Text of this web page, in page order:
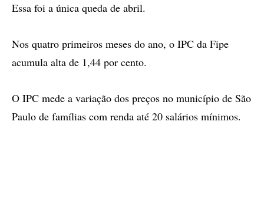
Essa foi a única queda de abril.
Nos quatro primeiros meses do ano, o IPC da Fipe
acumula alta de 1,44 por cento.
O IPC mede a variação dos preços no município de São
Paulo de famílias com renda até 20 salários mínimos.